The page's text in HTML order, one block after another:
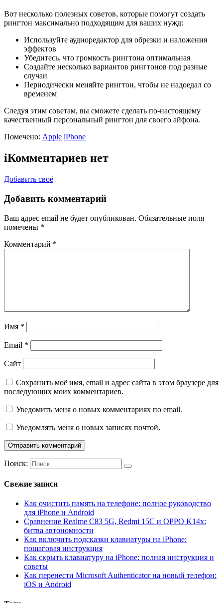
Вот несколько полезных советов, которые помогут создать
рингтон максимально подходящим для ваших нужд:
Используйте аудиоредактор для обрезки и наложения
эффектов
Убедитесь, что громкость рингтона оптимальная
Создайте несколько вариантов рингтонов под разные
случаи
Периодически меняйте рингтон, чтобы не надоедал со
временем
Следуя этим советам, вы сможете сделать по-настоящему
качественный персональный рингтон для своего айфона.
Помечено: Apple iPhone
iКомментариев нет
Добавить своё
Добавить комментарий
Ваш адрес email не будет опубликован. Обязательные поля
помечены *
Комментарий *
Имя *
Email *
Сайт
Сохранить моё имя, email и адрес сайта в этом браузере для
последующих моих комментариев.
Уведомить меня о новых комментариях по email.
Уведомлять меня о новых записях почтой.
Поиск:
Свежие записи
Как очистить память на телефоне: полное руководство
для iPhone и Android
Сравнение Realme C83 5G, Redmi 15C и OPPO K14x:
битва автономности
Как включить подсказки клавиатуры на iPhone:
пошаговая инструкция
Как скрыть клавиатуру на iPhone: полная инструкция и
советы
Как перенести Microsoft Authenticator на новый телефон:
iOS и Android